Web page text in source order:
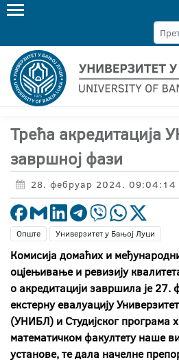
Трећа акредитација
завршној фази
28. фебруар 2024. 09:04:14
Опште Универзитет у Бањој Луци
Комисија домаћих и
оцјењивање и ревизију
о акредитацији завршила је
екстерну евалуацију
(УНИБЛ) и Студијског програма
математичком факултету наше
установе, те дала начелне